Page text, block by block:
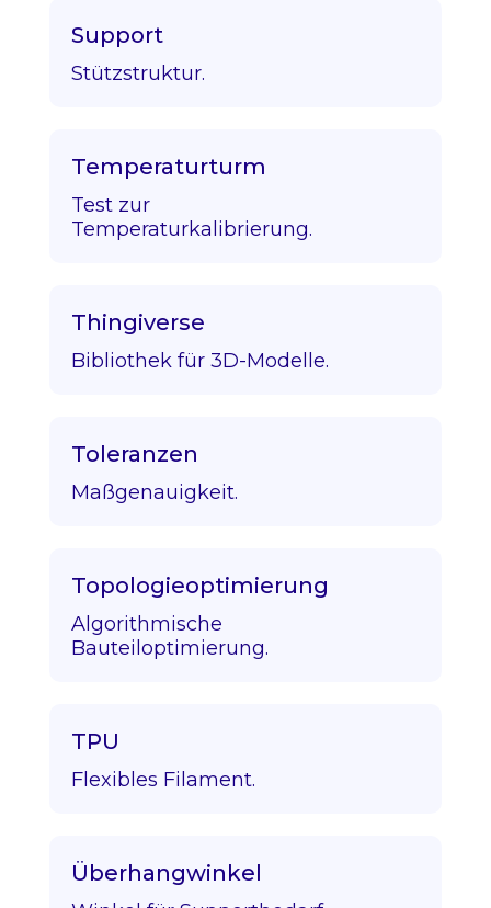
Support
Stützstruktur.
Temperaturturm
Test zur
Temperaturkalibrierung.
Thingiverse
Bibliothek für 3D-Modelle.
Toleranzen
Maßgenauigkeit.
Topologieoptimierung
Algorithmische
Bauteiloptimierung.
TPU
Flexibles Filament.
Überhangwinkel